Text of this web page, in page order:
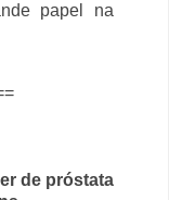
papel na
de próstata